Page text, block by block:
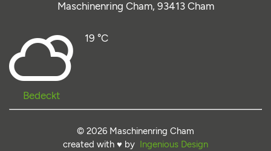
Maschinenring Cham, 93413 Cham
Bedeckt
19 °C
© 2026 Maschinenring Cham
created with ♥ by Ingenious Design